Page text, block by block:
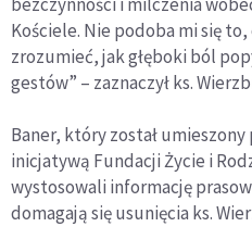
Kościele. Nie podoba mi się
zrozumieć, jak głęboki ból
gestów” – zaznaczył ks.
Baner, który został
inicjatywą Fundacji Życie i
wystosowali informację
domagają się usunięcia ks.